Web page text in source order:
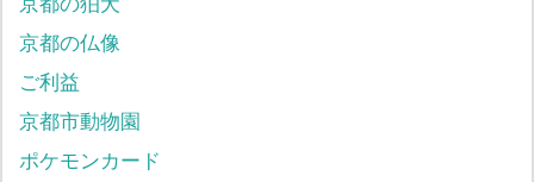
京都の仏像
ご利益
京都市動物園
ポケモンカード